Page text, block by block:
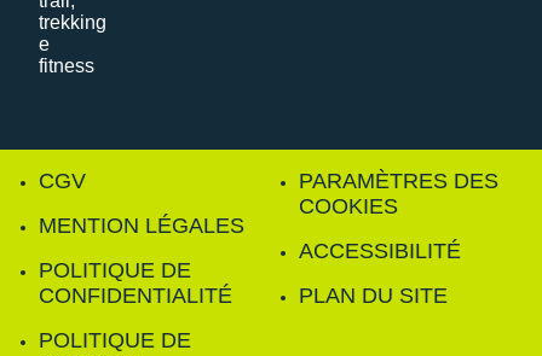
CGV
MENTION LÉGALES
POLITIQUE DE
CONFIDENTIALITÉ
POLITIQUE DE
PARAMÈTRES DES
COOKIES
ACCESSIBILITÉ
PLAN DU SITE